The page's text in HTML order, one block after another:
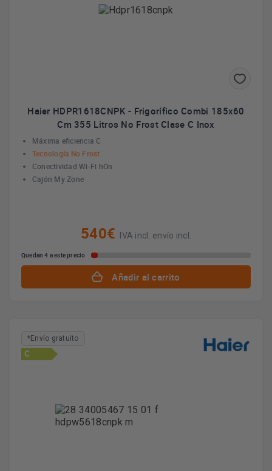
Haier HDPR1618CNPK - Frigorífico Combi 185x60
Cm 355 Litros No Frost Clase C Inox
Máxima eficiencia C
Tecnología No Frost
Conectividad Wi-Fi hOn
Cajón My Zone
540€ IVA incl. envío incl.
Quedan 4 a este precio
Añadir al carrito
*Envío gratuito
C